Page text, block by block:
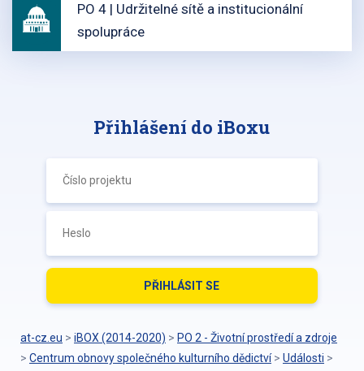
PO 4 | Udržitelné sítě a institucionální
spolupráce
Přihlášení do iBoxu
at-cz.eu > iBOX (2014-2020) > PO 2 - Životní prostředí a zdroje
> Centrum obnovy společného kulturního dědictví > Události >